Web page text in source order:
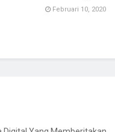
Februari 10, 2020